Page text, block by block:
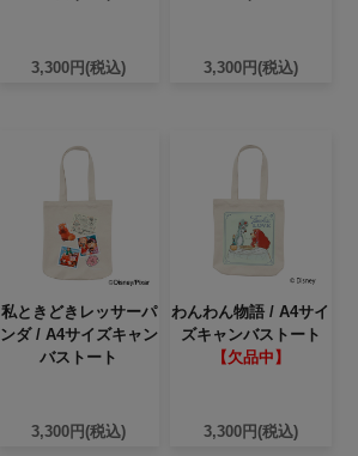
3,300円(税込) 3,300円(税込)
私ときどきレッサーパ
ンダ / A4サイズキャン
バストート
3,300円(税込)
わんわん物語 / A4サイ
ズキャンバストート
【欠品中】
3,300円(税込)